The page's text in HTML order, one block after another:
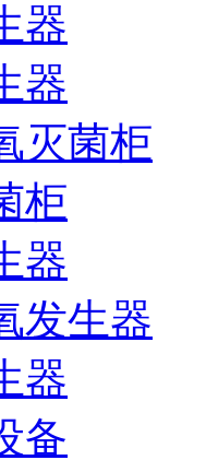
器
器
灭菌柜
柜
器
发生器
器
备